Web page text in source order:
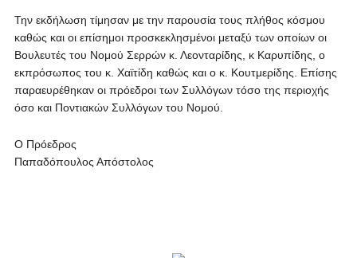
Την εκδήλωση τίμησαν με την παρουσία τους πλήθος κόσμου
καθώς και οι επίσημοι προσκεκλησμένοι μεταξύ των οποίων οι
Βουλευτές του Νομού Σερρών κ. Λεονταρίδης, κ Καρυπίδης, ο
εκπρόσωπος του κ. Χαϊτίδη καθώς και ο κ. Κουτμερίδης. Επίσης
παραευρέθηκαν οι πρόεδροι των Συλλόγων τόσο της περιοχής
όσο και Ποντιακών Συλλόγων του Νομού.
Ο Πρόεδρος
Παπαδόπουλος Απόστολος